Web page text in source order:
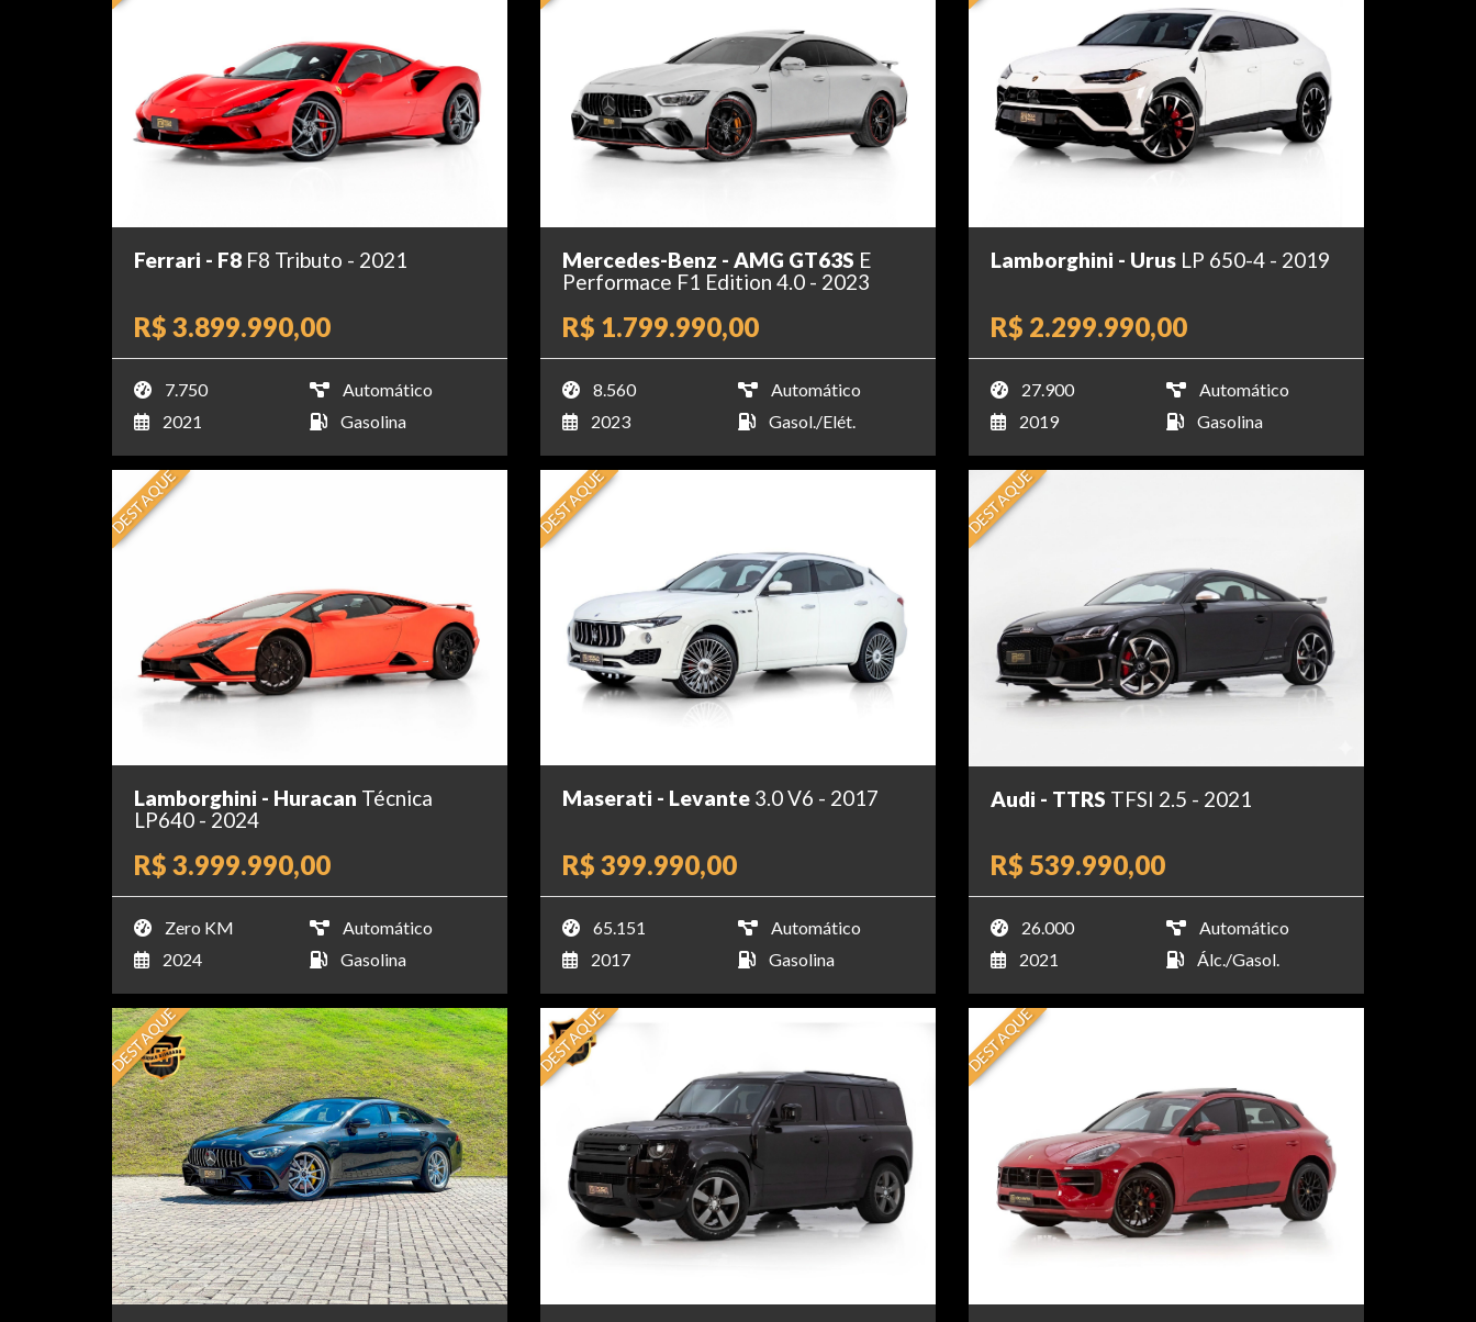
Ferrari - F8 F8 Tributo - 2021
R$ 3.899.990,00
7.750
Automático
2021
Gasolina
Mercedes-Benz - AMG GT63S E
Performace F1 Edition 4.0 - 2023
R$ 1.799.990,00
8.560
Automático
2023
Gasol./Elét.
Lamborghini - Urus LP 650-4 - 2019
R$ 2.299.990,00
27.900
Automático
2019
Gasolina
DESTAQUE
Lamborghini - Huracan Técnica
LP640 - 2024
R$ 3.999.990,00
Zero KM
Automático
2024
Gasolina
DESTAQUE
Maserati - Levante 3.0 V6 - 2017
R$ 399.990,00
65.151
Automático
2017
Gasolina
DESTAQUE
Audi - TTRS TFSI 2.5 - 2021
R$ 539.990,00
26.000
Automático
2021
Álc./Gasol.
DESTAQUE DESTAQUE DESTAQUE